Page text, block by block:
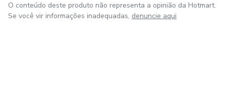
O conteúdo deste produto não representa a opinião da Hotmart.
Se você vir informações inadequadas, denuncie aqui